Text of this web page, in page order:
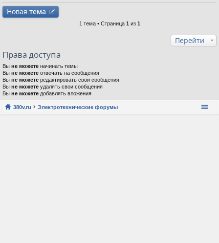
Новая тема
1 тема • Страница 1 из 1
Перейти
Права доступа
Вы не можете начинать темы
Вы не можете отвечать на сообщения
Вы не можете редактировать свои сообщения
Вы не можете удалять свои сообщения
Вы не можете добавлять вложения
380v.ru Электротехнические форумы